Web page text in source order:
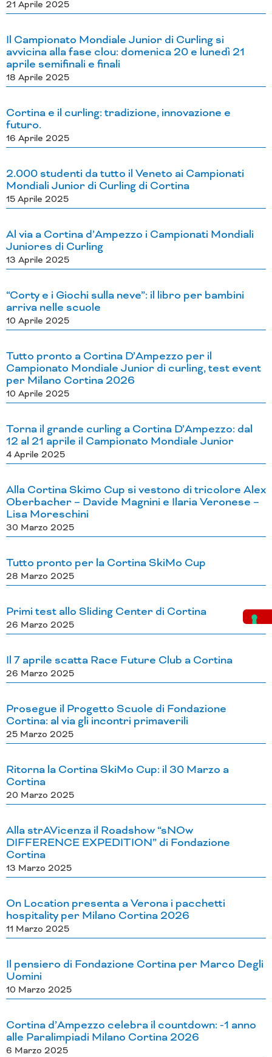
21 Aprile 2025
Il Campionato Mondiale Junior di Curling si
avvicina alla fase clou: domenica 20 e lunedì 21
aprile semifinali e finali
18 Aprile 2025
Cortina e il curling: tradizione, innovazione e
futuro.
16 Aprile 2025
2.000 studenti da tutto il Veneto ai Campionati
Mondiali Junior di Curling di Cortina
15 Aprile 2025
Al via a Cortina d’Ampezzo i Campionati Mondiali
Juniores di Curling
13 Aprile 2025
“Corty e i Giochi sulla neve”: il libro per bambini
arriva nelle scuole
10 Aprile 2025
Tutto pronto a Cortina D’Ampezzo per il
Campionato Mondiale Junior di curling, test event
per Milano Cortina 2026
10 Aprile 2025
Torna il grande curling a Cortina D’Ampezzo: dal
12 al 21 aprile il Campionato Mondiale Junior
4 Aprile 2025
Alla Cortina Skimo Cup si vestono di tricolore Alex
Oberbacher – Davide Magnini e Ilaria Veronese –
Lisa Moreschini
30 Marzo 2025
Tutto pronto per la Cortina SkiMo Cup
28 Marzo 2025
Primi test allo Sliding Center di Cortina
26 Marzo 2025
Il 7 aprile scatta Race Future Club a Cortina
26 Marzo 2025
Prosegue il Progetto Scuole di Fondazione
Cortina: al via gli incontri primaverili
25 Marzo 2025
Ritorna la Cortina SkiMo Cup: il 30 Marzo a
Cortina
20 Marzo 2025
Alla strAVicenza il Roadshow “sNOw
DIFFERENCE EXPEDITION” di Fondazione
Cortina
13 Marzo 2025
On Location presenta a Verona i pacchetti
hospitality per Milano Cortina 2026
11 Marzo 2025
Il pensiero di Fondazione Cortina per Marco Degli
Uomini
10 Marzo 2025
Cortina d’Ampezzo celebra il countdown: -1 anno
alle Paralimpiadi Milano Cortina 2026
6 Marzo 2025